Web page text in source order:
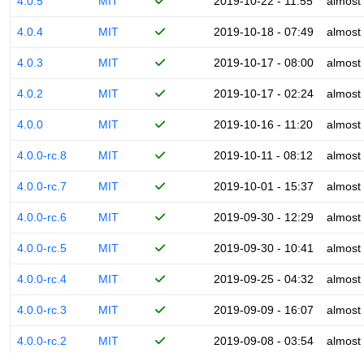
4.0.4 MIT 2019-10-18 - 07:49 almost
4.0.3 MIT 2019-10-17 - 08:00 almost
4.0.2 MIT 2019-10-17 - 02:24 almost
4.0.0 MIT 2019-10-16 - 11:20 almost
4.0.0-rc.8 MIT 2019-10-11 - 08:12 almost
4.0.0-rc.7 MIT 2019-10-01 - 15:37 almost
4.0.0-rc.6 MIT 2019-09-30 - 12:29 almost
4.0.0-rc.5 MIT 2019-09-30 - 10:41 almost
4.0.0-rc.4 MIT 2019-09-25 - 04:32 almost
4.0.0-rc.3 MIT 2019-09-09 - 16:07 almost
4.0.0-rc.2 MIT 2019-09-08 - 03:54 almost